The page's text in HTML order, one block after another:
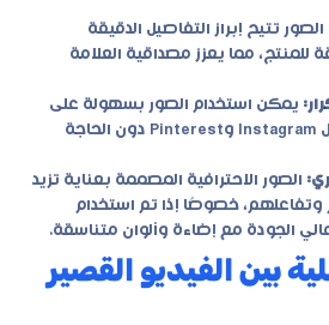
الصور تتيح إبراز التفاصيل الدقيقة
للمنتج، مما يعزز مصداقية العلامة
يمكن استخدام الصور بسهولة على
منصات متعددة مثل Instagram وPinterest دون الحاجة
الصور الاحترافية المصممة بعناية تزيد
خصوصًا إذا تم استخدام
الجودة مع إضاءة وألوان متناسقة.
بين الفيديو القصير